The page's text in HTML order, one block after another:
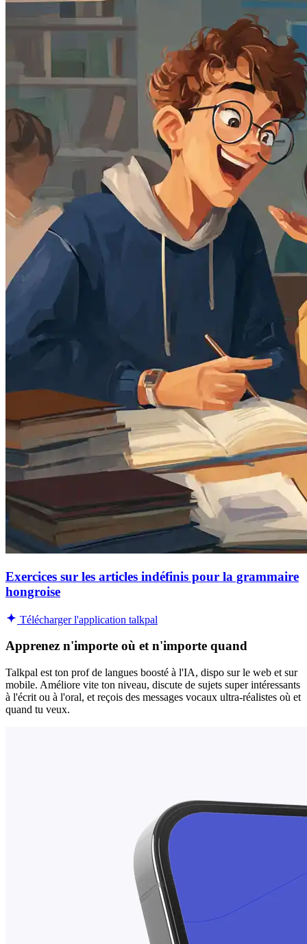
Exercices sur les articles indéfinis pour la grammaire
hongroise
Télécharger l'application talkpal
Apprenez n'importe où et n'importe quand
Talkpal est ton prof de langues boosté à l'IA, dispo sur le web et sur
mobile. Améliore vite ton niveau, discute de sujets super intéressants
à l'écrit ou à l'oral, et reçois des messages vocaux ultra-réalistes où et
quand tu veux.